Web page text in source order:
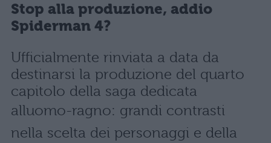
Stop alla produzione, addio
Spiderman 4?
Ufficialmente rinviata a data da
destinarsi la produzione del quarto
capitolo della saga dedicata
alluomo-ragno: grandi contrasti
nella scelta dei personaggi e della